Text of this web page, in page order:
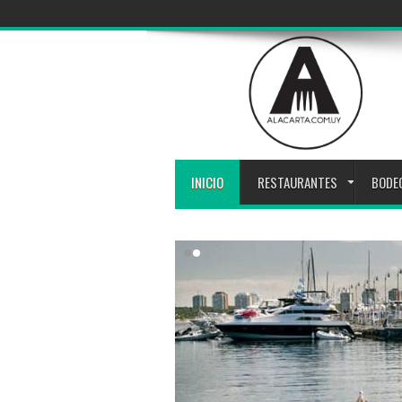
INICIO RESTAURANTES